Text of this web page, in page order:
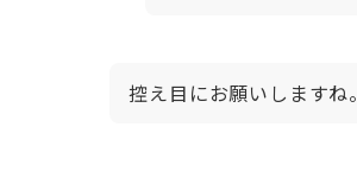
控え目にお願いしますね。